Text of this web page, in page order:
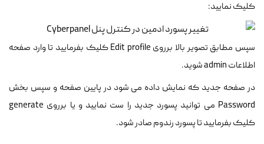
کلیک نمایید:
سپس مطابق تصویر بالا برروی Edit profile کلیک بفرمایید تا وارد صفحه
اطلاعات admin شوید.
در صفحه جدید که نمایش داده می شود در پایین صفحه و سپس بخش
Password می توانید پسورد جدید را ست نمایید و یا برروی generate
کلیک بفرمایید تا پسورد رندوم صادر شود.